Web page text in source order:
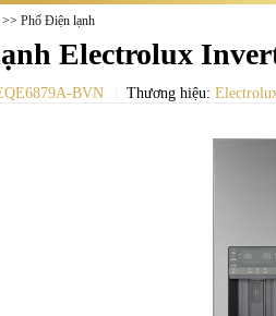
>> Phố Điện lạnh
Electrolux
BVN Thương hiệu: